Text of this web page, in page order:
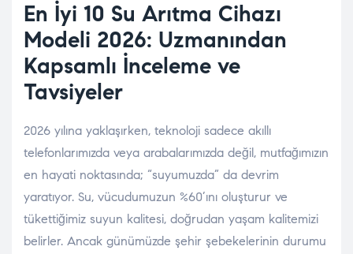
En İyi 10 Su Arıtma Cihazı
Modeli 2026: Uzmanından
Kapsamlı İnceleme ve
Tavsiyeler
2026 yılına yaklaşırken, teknoloji sadece akıllı
telefonlarımızda veya arabalarımızda değil, mutfağımızın
en hayati noktasında; “suyumuzda” da devrim
yaratıyor. Su, vücudumuzun %60’ını oluşturur ve
tükettiğimiz suyun kalitesi, doğrudan yaşam kalitemizi
belirler. Ancak günümüzde şehir şebekelerinin durumu